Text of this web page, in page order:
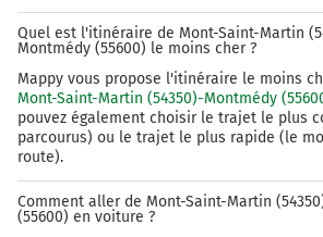
Quel est l'itinéraire de Mont-Saint-Martin
Montmédy (55600) le moins cher ?
Mappy vous propose l'itinéraire le moins
Mont-Saint-Martin (54350)-Montmédy
pouvez également choisir le trajet le plus
parcourus) ou le trajet le plus rapide (le
route).
Comment aller de Mont-Saint-Martin
(55600) en voiture ?